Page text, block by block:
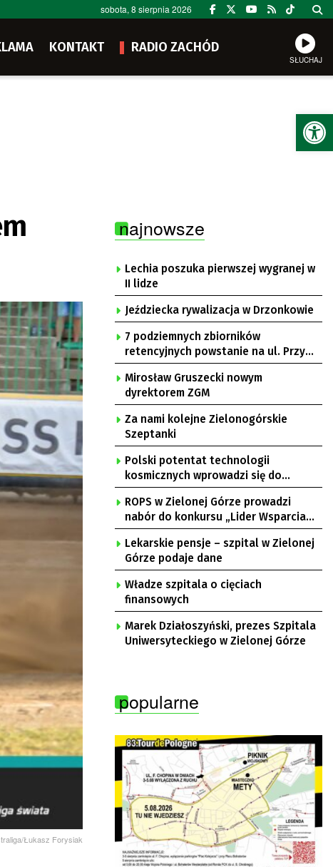
sobota, 8 sierpnia 2026
KONTAKT RADIO ZACHÓD
SŁUCHAJ
Łukasz Forysiak
najnowsze
Lechia poszuka pierwszej wygranej w
II lidze
Jeździecka rywalizacja w Drzonkowie
7 podziemnych zbiorników
retencyjnych powstanie na ul. Przy
Gazowni
Mirosław Gruszecki nowym
dyrektorem ZGM
Za nami kolejne Zielonogórskie
Szeptanki
Polski potentat technologii
kosmicznych wprowadzi się do
Zielonej Góry
ROPS w Zielonej Górze prowadzi
nabór do konkursu „Lider Wsparcia
Seniora”
Lekarskie pensje – szpital w Zielonej
Górze podaje dane
Władze szpitala o cięciach
finansowych
Marek Działoszyński, prezes Szpitala
Uniwersyteckiego w Zielonej Górze
popularne